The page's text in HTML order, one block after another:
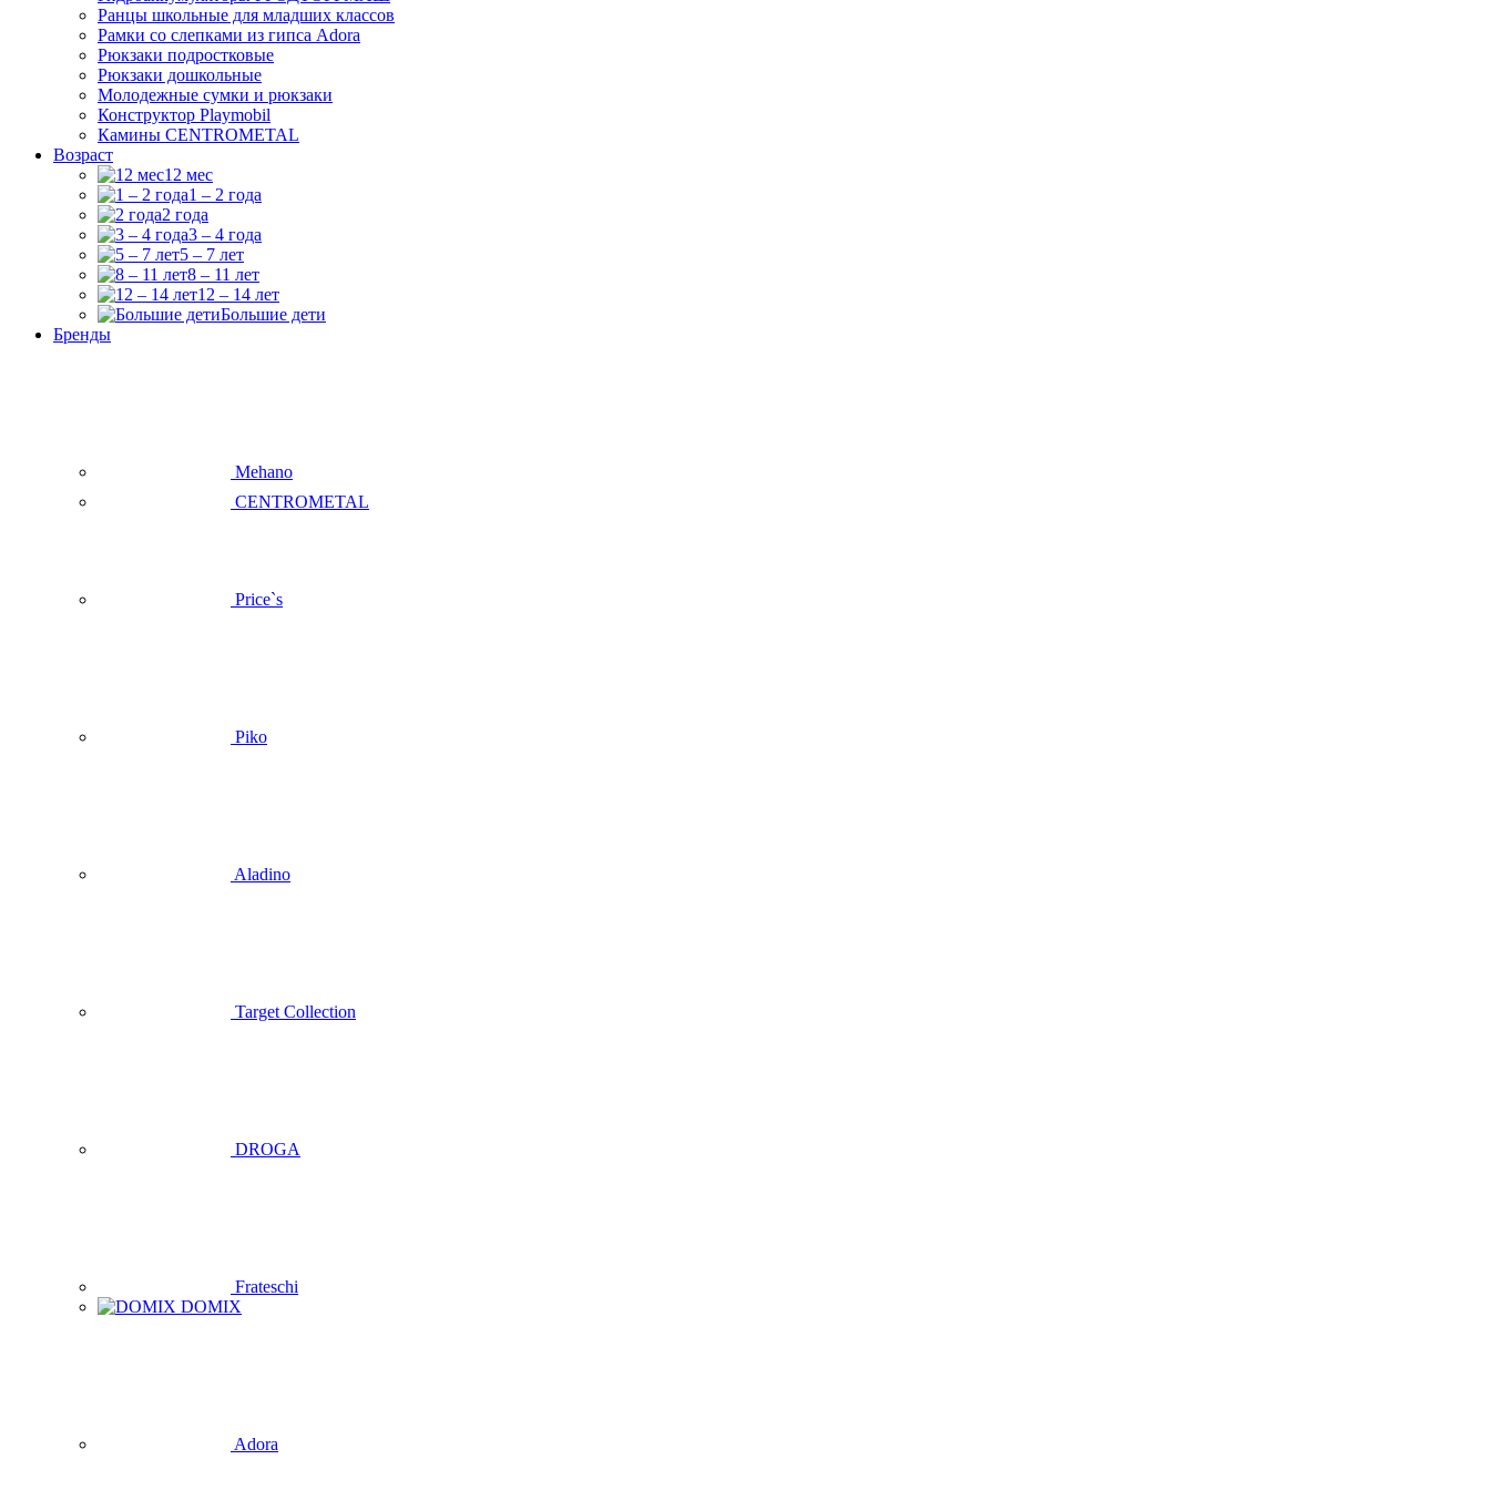
Ранцы школьные для младших классов
Рамки со слепками из гипса Adora
Рюкзаки подростковые
Рюкзаки дошкольные
Молодежные сумки и рюкзаки
Конструктор Playmobil
Камины CENTROMETAL
Возраст
12 мес
1 – 2 года
2 года
3 – 4 года
5 – 7 лет
8 – 11 лет
12 – 14 лет
Большие дети
Бренды
Mehano
CENTROMETAL
Price`s
Piko
Aladino
Target Collection
DROGA
Frateschi
DOMIX
Adora